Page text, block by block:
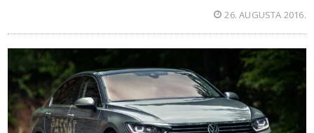
26. AUGUSTA 2016.